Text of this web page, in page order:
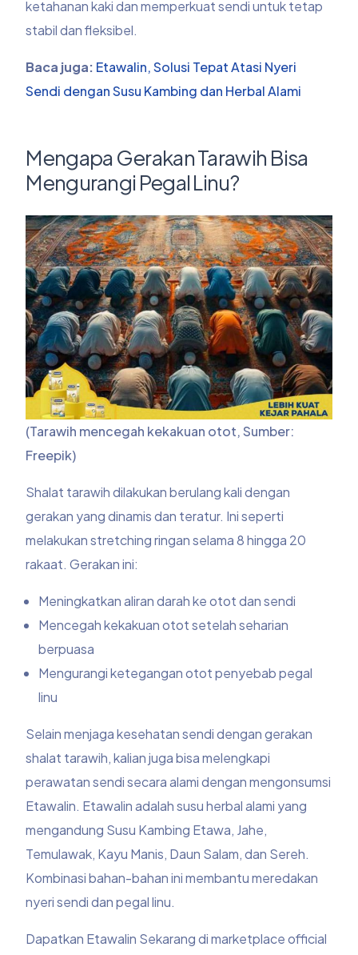
ketahanan kaki dan memperkuat sendi untuk tetap
stabil dan fleksibel.
Baca juga: Etawalin, Solusi Tepat Atasi Nyeri
Sendi dengan Susu Kambing dan Herbal Alami
Mengapa Gerakan Tarawih Bisa
Mengurangi Pegal Linu?
(Tarawih mencegah kekakuan otot, Sumber:
Freepik)
Shalat tarawih dilakukan berulang kali dengan
gerakan yang dinamis dan teratur. Ini seperti
melakukan stretching ringan selama 8 hingga 20
rakaat. Gerakan ini:
Meningkatkan aliran darah ke otot dan sendi
Mencegah kekakuan otot setelah seharian
berpuasa
Mengurangi ketegangan otot penyebab pegal
linu
Selain menjaga kesehatan sendi dengan gerakan
shalat tarawih, kalian juga bisa melengkapi
perawatan sendi secara alami dengan mengonsumsi
Etawalin. Etawalin adalah susu herbal alami yang
mengandung Susu Kambing Etawa, Jahe,
Temulawak, Kayu Manis, Daun Salam, dan Sereh.
Kombinasi bahan-bahan ini membantu meredakan
nyeri sendi dan pegal linu.
Dapatkan Etawalin Sekarang di marketplace official